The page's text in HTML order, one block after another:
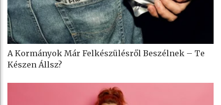
A Kormányok Már Felkészülésről Beszélnek – Te
Készen Állsz?